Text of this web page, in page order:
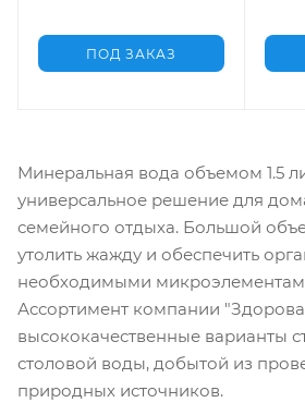
ПОД ЗАКАЗ
Минеральная вода объемом 1.5
универсальное решение для
семейного отдыха. Большой
утолить жажду и обеспечить
необходимыми
Ассортимент компании
высококачественные варианты
столовой воды, добытой из
природных источников.